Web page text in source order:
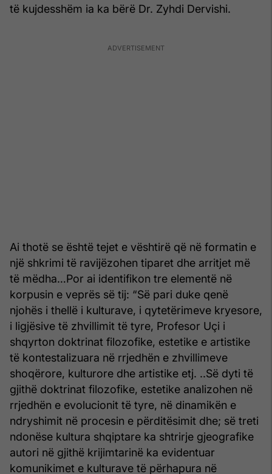
të kujdesshëm ia ka bërë Dr. Zyhdi Dervishi.
Ai thotë se është tejet e vështirë që në formatin e
një shkrimi të ravijëzohen tiparet dhe arritjet më
të mëdha…Por ai identifikon tre elementë në
korpusin e veprës së tij: “Së pari duke qenë
njohës i thellë i kulturave, i qytetërimeve kryesore,
i ligjësive të zhvillimit të tyre, Profesor Uçi i
shqyrton doktrinat filozofike, estetike e artistike
të kontestalizuara në rrjedhën e zhvillimeve
shoqërore, kulturore dhe artistike etj. ..Së dyti të
gjithë doktrinat filozofike, estetike analizohen në
rrjedhën e evolucionit të tyre, në dinamikën e
ndryshimit në procesin e përditësimit dhe; së treti
ndonëse kultura shqiptare ka shtrirje gjeografike
autori në gjithë krijimtarinë ka evidentuar
komunikimet e kulturave të përhapura në